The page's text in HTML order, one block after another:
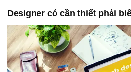
Designer có cần thiết phải